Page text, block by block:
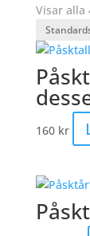
Visar alla
160 kr